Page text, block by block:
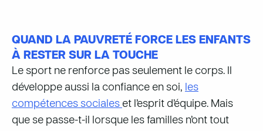
QUAND LA PAUVRETÉ FORCE LES ENFANTS
À RESTER SUR LA TOUCHE
Le sport ne renforce pas seulement le corps. Il
développe aussi la confiance en soi, les
compétences sociales et l’esprit d’équipe. Mais
que se passe-t-il lorsque les familles n’ont tout